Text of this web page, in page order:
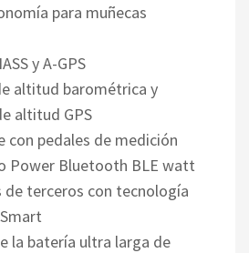
para muñecas
y A-GPS
altitud barométrica y
altitud GPS
con pedales de medición
Power Bluetooth BLE watt
de terceros con tecnología
la batería ultra larga de